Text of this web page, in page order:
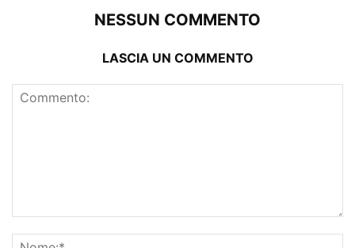
NESSUN COMMENTO
LASCIA UN COMMENTO